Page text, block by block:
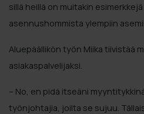
sillä heillä on muitakin
asennushommista ylempiin
Aluepäällikön työn Miika tiivistää
asiakaspalvelijaksi.
– No, en pidä itseäni
työnjohtajia, joilta se sujuu.